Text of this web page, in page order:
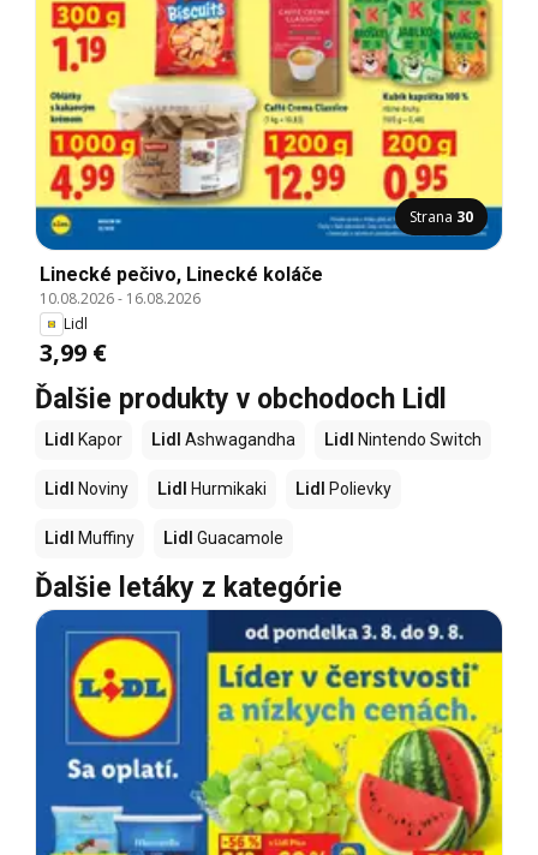
Strana 30
Linecké pečivo, Linecké koláče
10.08.2026- 16.08.2026
Lidl
3,99 €
Ďalšie produkty v obchodoch Lidl
Lidl Kapor Lidl Ashwagandha Lidl Nintendo Switch
Lidl Noviny Lidl Hurmikaki Lidl Polievky
Lidl Muffiny Lidl Guacamole
Ďalšie letáky z kategórie